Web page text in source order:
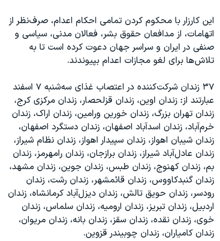
این کارزار با محکوم کردن تمامی احکام اعدام، صرف‌نظر از
اتهامات، از مدافعان حقوق بشر، فعالان مدنی، سیاسی و
صنفی در ایران و سراسر جهان دعوت کرده است تا به
تلاش‌ها برای لغو مجازات اعدام بپیوندند.
۳۷ زندان شرکت‌کننده در اعتصاب غذای سه‌شنبه ۷ اسفند
عبارتند از: زندان اوین، زندان قزلحصار، زندان مرکزی کرج،
زندان تهران بزرگ، زندان خورین ورامین، زندان اراک، زندان
خرم‌آباد، زندان اسدآباد اصفهان، زندان دستگرد اصفهان،
زندان شیبان اهواز، زندان سپیدار اهواز، زندان نظام شیراز،
زندان عادل‌آباد شیراز، زندان برازجان، زندان رامهرمز، زندان
بم، زندان کهنوج، زندان طبس، زندان جوین، زندان مشهد،
زندان گنبدکاووس، زندان قائمشهر، زندان رشت، زندان
رودسر، زندان حویق تالش، زندان دیزل‌آباد کرمانشاه، زندان
اردبیل، زندان تبریز، زندان ارومیه، زندان سلماس، زندان
خوی، زندان نقده، زندان سقز، زندان بانه، زندان مریوان،
زندان کامیاران، زندان چوبیندر قزوین.